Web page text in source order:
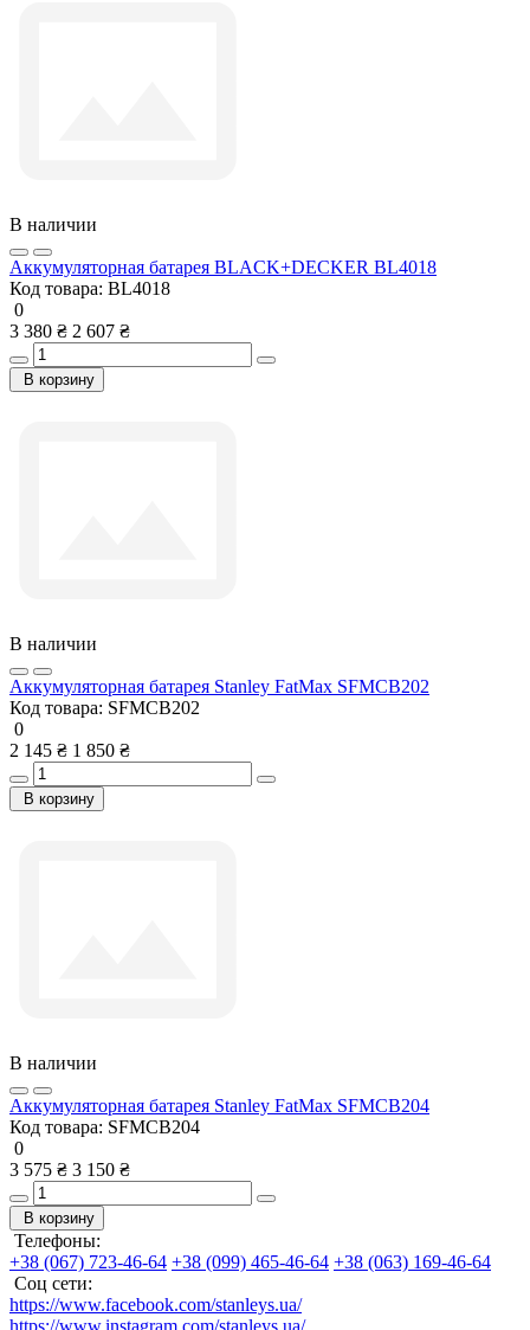
В наличии
Аккумуляторная батарея BLACK+DECKER BL4018
Код товара: BL4018
0
3 380 ₴ 2 607 ₴
В корзину
В наличии
Аккумуляторная батарея Stanley FatMax SFMCB202
Код товара: SFMCB202
0
2 145 ₴ 1 850 ₴
В корзину
В наличии
Аккумуляторная батарея Stanley FatMax SFMCB204
Код товара: SFMCB204
0
3 575 ₴ 3 150 ₴
В корзину
Телефоны:
+38 (067) 723-46-64 +38 (099) 465-46-64 +38 (063) 169-46-64
Соц сети:
https://www.facebook.com/stanleys.ua/
https://www.instagram.com/stanleys.ua/